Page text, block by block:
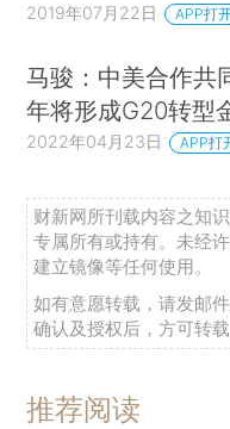
2019年07月22日 APP打
马骏：中美合作共
年将形成G20转型
2022年04月23日 APP打
财新网所刊载内容之知
专属所有或持有。未经
建立镜像等任何使用。
如有意愿转载，请发邮
确认及授权后，方可转载
推荐阅读